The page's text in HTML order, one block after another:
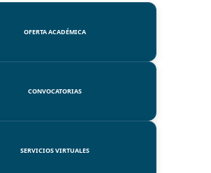
OFERTA ACADÉMICA
CONVOCATORIAS
SERVICIOS VIRTUALES